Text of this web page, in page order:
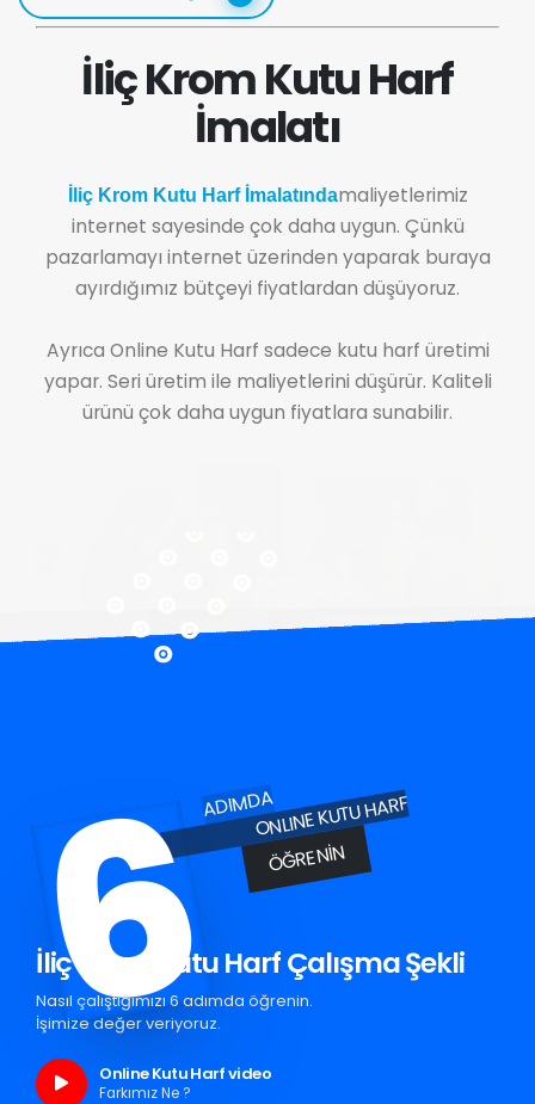
İliç Krom Kutu Harf
İmalatı
İliç Krom Kutu Harf İmalatındamaliyetlerimiz
internet sayesinde çok daha uygun. Çünkü
pazarlamayı internet üzerinden yaparak buraya
ayırdığımız bütçeyi fiyatlardan düşüyoruz.
Ayrıca Online Kutu Harf sadece kutu harf üretimi
yapar. Seri üretim ile maliyetlerini düşürür. Kaliteli
ürünü çok daha uygun fiyatlara sunabilir.
6ADIMDAONLINE KUTU HARF
ÖĞRENIN
İliç Krom Kutu Harf Çalışma Şekli
Nasıl çalıştığımızı 6 adımda öğrenin.
İşimize değer veriyoruz.
Online Kutu Harf video
Farkımız Ne ?